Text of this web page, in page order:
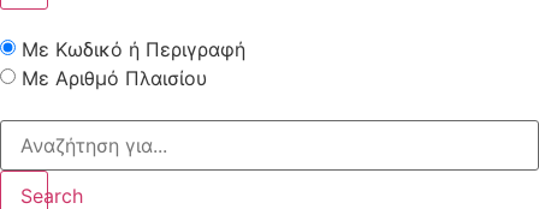
Με Κωδικό ή Περιγραφή
Με Αριθμό Πλαισίου
Search